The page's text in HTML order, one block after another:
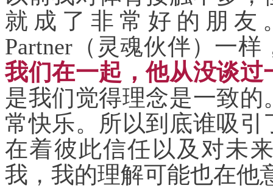
就成了非常好的朋友
Partner（灵魂伙伴）一
我们在一起，他从没谈
是我们觉得理念是一致
常快乐。所以到底谁吸
在着彼此信任以及对未
我，我的理解可能也在他